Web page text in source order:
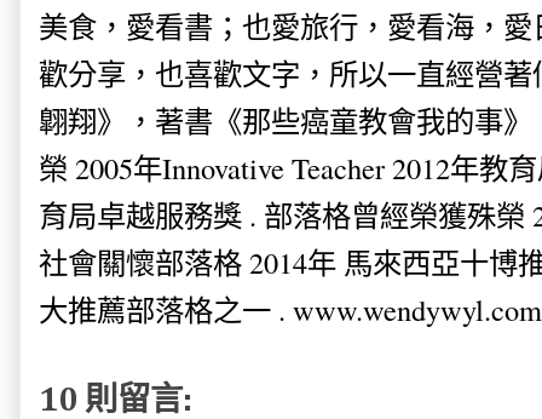
美食，愛看書；也愛旅行，愛看海，
歡分享，也喜歡文字，所以一直經營
翺翔》，著書《那些癌童教會我的事
榮 2005年Innovative Teacher 2012年教
育局卓越服務獎 . 部落格曾經榮獲殊榮
社會關懷部落格 2014年 馬來西亞十博
大推薦部落格之一 . www.wendywyl.com
10 則留言: